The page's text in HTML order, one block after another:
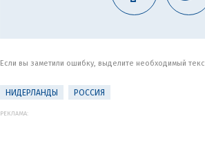
Если вы заметили ошибку, выделите необходимый
НИДЕРЛАНДЫ РОССИЯ
РЕКЛАМА: